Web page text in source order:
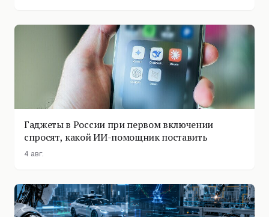
Гаджеты в России при первом включении
спросят, какой ИИ-помощник поставить
4 авг.